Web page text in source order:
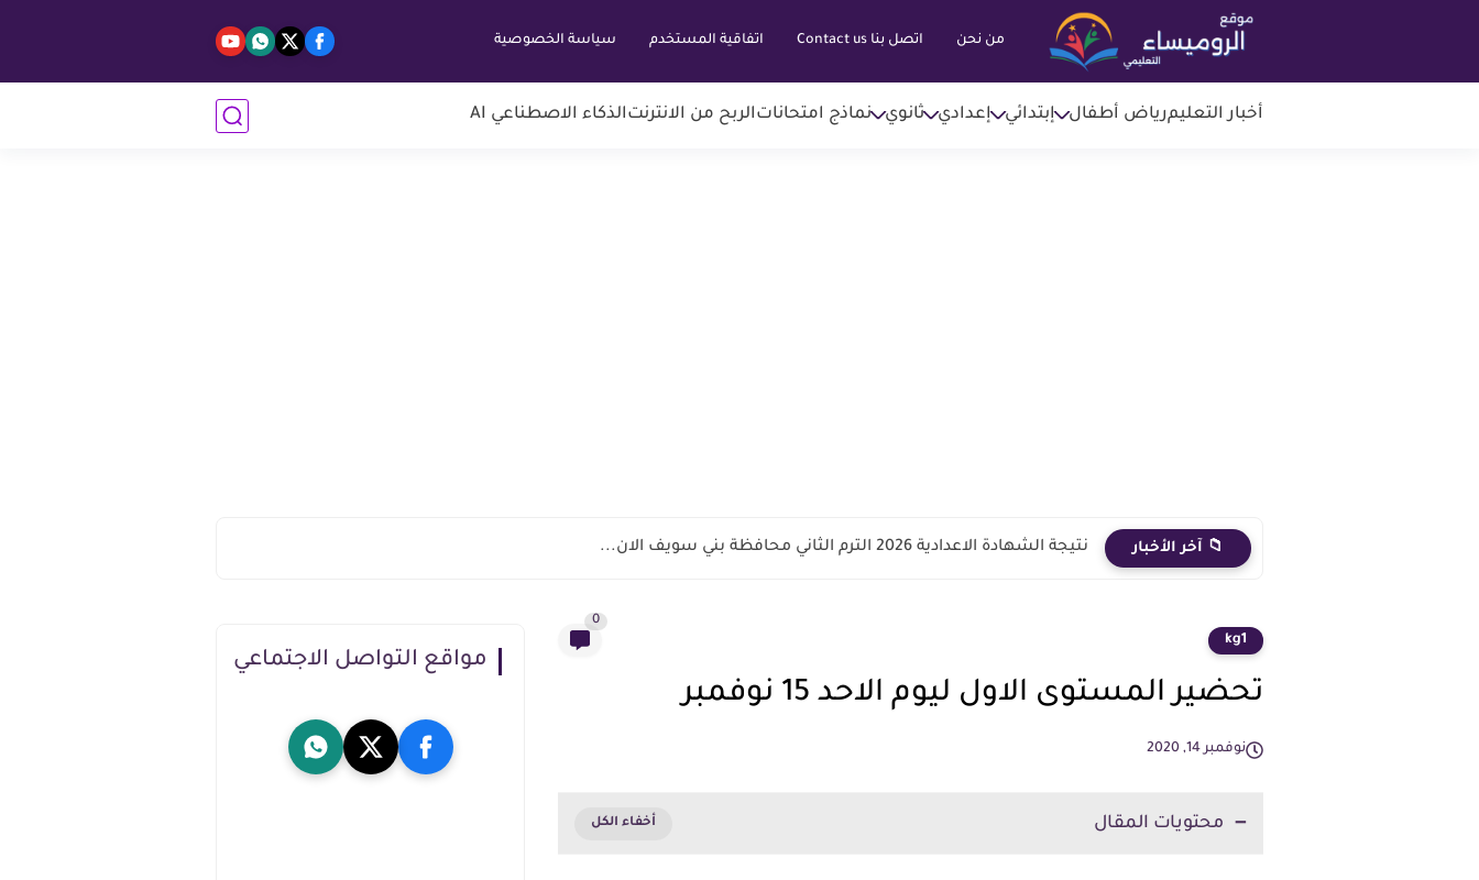
من نحن اتصل بنا Contact us اتفاقية المستخدم سياسة الخصوصية
أخبار التعليمرياض أطفال إبتدائي إعدادي ثانوي نماذج امتحاناتالربح من الانترنتالذكاء الاصطناعي AI
📁 آخر الأخبار نتيجة الشهادة الاعدادية 2026 الترم الثاني محافظة بني سويف الان...
kg1
0
تحضير المستوى الاول ليوم الاحد 15 نوفمبر
نوفمبر 14, 2020
محتويات المقال
مواقع التواصل الاجتماعي